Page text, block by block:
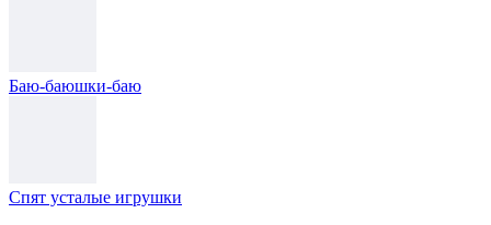
Баю-баюшки-баю
Спят усталые игрушки